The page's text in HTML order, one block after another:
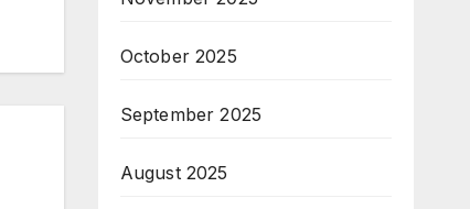
October 2025
September 2025
August 2025